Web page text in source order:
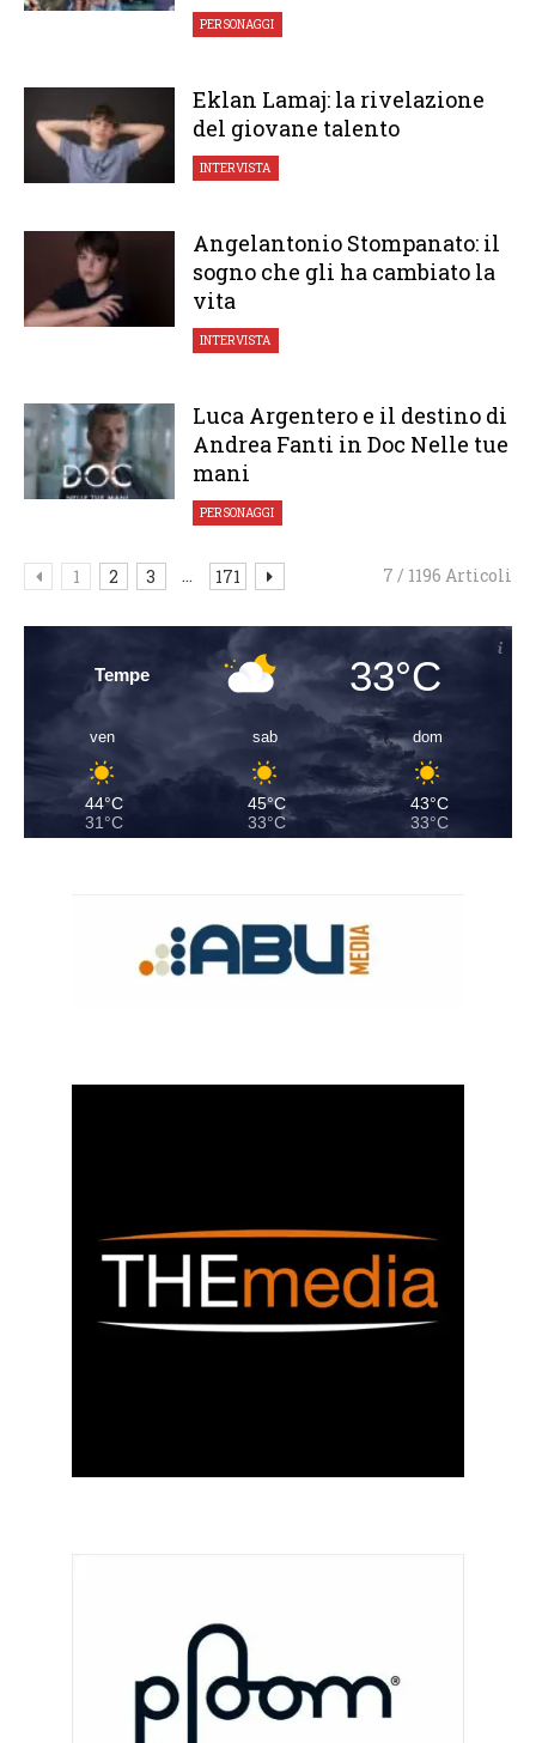
PERSONAGGI
Eklan Lamaj: la rivelazione
del giovane talento
INTERVISTA
Angelantonio Stompanato: il
sogno che gli ha cambiato la
vita
INTERVISTA
Luca Argentero e il destino di
Andrea Fanti in Doc Nelle tue
mani
PERSONAGGI
1 2 3 ... 171 7 / 1196 Articoli
Tempe 33°C
ven
44°C
31°C
sab
45°C
33°C
dom
43°C
33°C